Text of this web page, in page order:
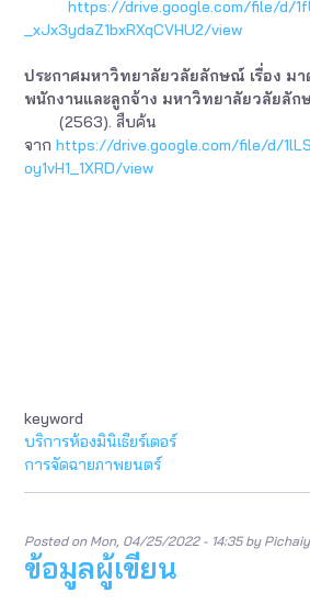
https://drive.google.com/file/d/
_xJx3ydaZ1bxRXqCVHU2/view
ประกาศมหาวิทยาลัยวลัยลักษณ์ เรื่อง มา
พนักงานและลูกจ้าง มหาวิทยาลัยวลัยลัก
(2563). สืบค้น
จาก https://drive.google.com/file/d/
oy1vH1_1XRD/view
keyword
บริการห้องมินิเธียร์เตอร์
การจัดฉายภาพยนตร์
Posted on Mon, 04/25/2022 - 14:35by
ข้อมูลผู้เขียน